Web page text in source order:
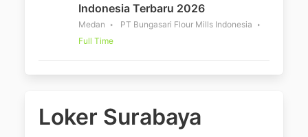
Indonesia Terbaru 2026
Medan
PT Bungasari Flour Mills Indonesia
Full Time
Loker Surabaya